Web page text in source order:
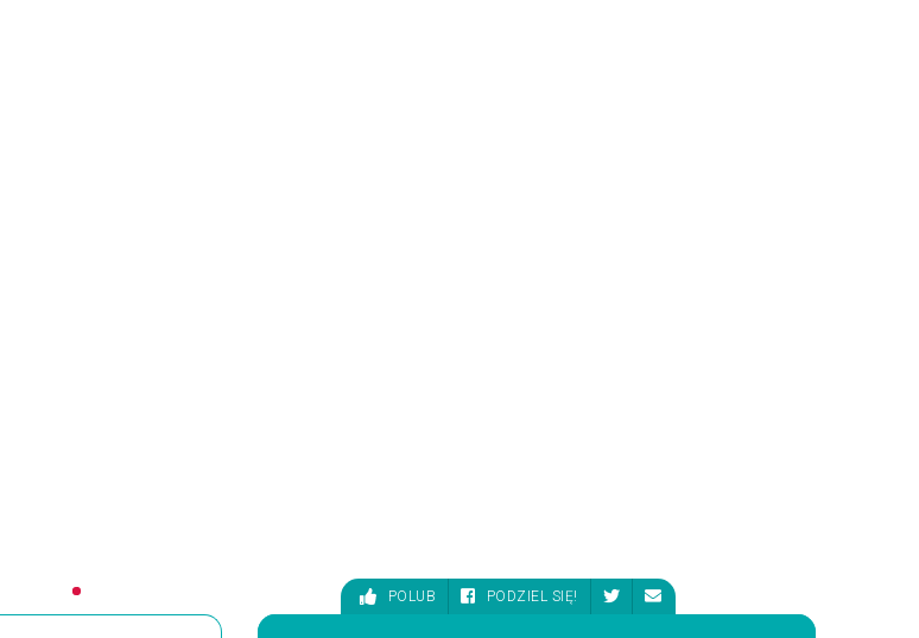
POLUB PODZIEL SIĘ!